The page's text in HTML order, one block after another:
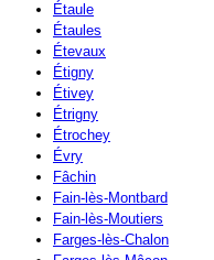
Étaule
Étaules
Étevaux
Étigny
Étivey
Étrigny
Étrochey
Évry
Fâchin
Fain-lès-Montbard
Fain-lès-Moutiers
Farges-lès-Chalon